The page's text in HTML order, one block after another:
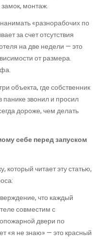
монтаж.
«разнорабочих по
за счет отсутствия
на две недели — это
от размера.
объекта, где собственник
панике звонил и просил
дороже, чем делать
себе перед запуском
который читает эту статью,
что каждый
совместим с
двери по
«я не знаю» — это красный